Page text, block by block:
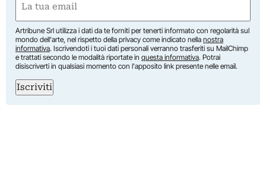
(Obbligatorio)
Artribune Srl utilizza i dati da te forniti per tenerti informato con regolarità sul
mondo dell'arte, nel rispetto della privacy come indicato nella nostra
informativa. Iscrivendoti i tuoi dati personali verranno trasferiti su MailChimp
e trattati secondo le modalità riportate in questa informativa. Potrai
disiscriverti in qualsiasi momento con l'apposito link presente nelle email.
Iscriviti